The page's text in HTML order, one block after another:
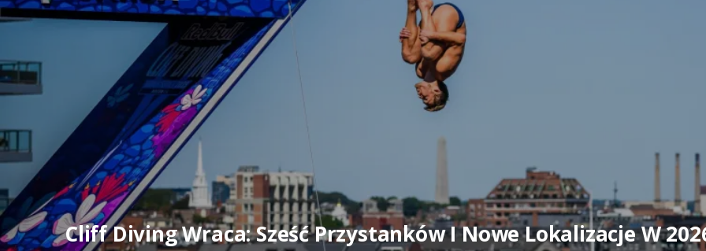
Cliff Diving Wraca: Sześć Przystanków I Nowe Lokalizacje W